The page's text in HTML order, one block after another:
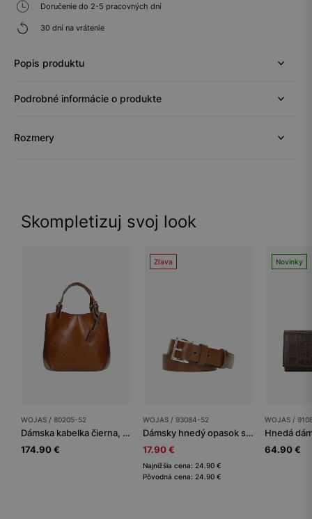
Doručenie do 2-5 pracovných dní
30 dní na vrátenie
Popis produktu
Podrobné informácie o produkte
Rozmery
Skompletizuj svoj look
WOJAS / 80205-52
Dámska kabelka čierna, ktorá Vám sadne ako uliata
174.90 €
Zľava
WOJAS / 93084-52
Dámsky hnedý opasok so zlatou hranatou prackou
17.90 €
Najnižšia cena: 24.90 €
Pôvodná cena: 24.90 €
Novinky
WOJAS /
64.90 €